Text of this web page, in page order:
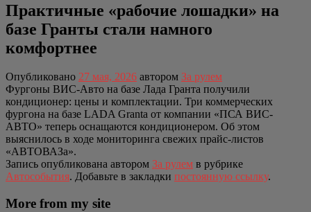
Практичные «рабочие лошадки» на
базе Гранты стали намного
комфортнее
Опубликовано 27 мая, 2026 автором За рулем
Фургоны ВИС-Авто на базе Лада Гранта получили
кондиционер: цены и комплектации. Три коммерческих
фургона на базе LADA Granta от компании «ПСА ВИС-
АВТО» теперь оснащаются кондиционером. Об этом
выяснилось в ходе мониторинга свежих прайс-листов
«АВТОВАЗа».
Запись опубликована автором За рулем в рубрике
Автособытия. Добавьте в закладки постоянную ссылку.
More from my site